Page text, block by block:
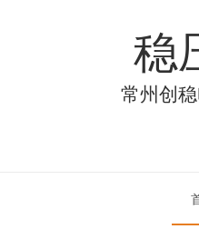
稳
常州创